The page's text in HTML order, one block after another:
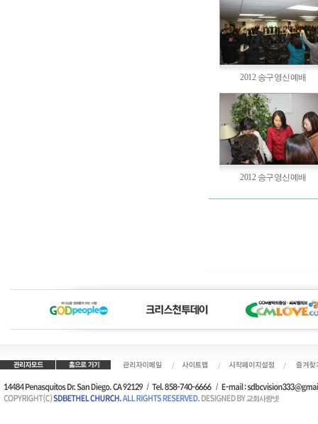
2012 송구영신예배
2012 송구영신예배